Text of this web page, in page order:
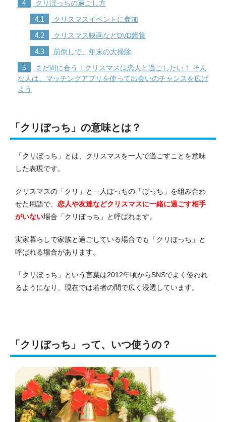
4 クリぼっちの過ごし方
4.1 クリスマスイベントに参加
4.2 クリスマス映画などDVD鑑賞
4.3 前倒しで、年末の大掃除
5
まだ間に合う！クリスマスは恋人と過ごしたい！ そん
な人は、マッチングアプリを使って出会いのチャンスを広げ
よう
「クリぼっち」の意味とは？
「クリぼっち」とは、クリスマスを一人で過ごすことを意味
した表現です。
クリスマスの「クリ」と一人ぼっちの「ぼっち」を組み合わ
せた用語で、 恋人や友達などクリスマスに一緒に過ごす相手
がいない場合「クリぼっち」と呼ばれます。
実家暮らしで家族と過ごしている場合でも「クリぼっち」と
呼ばれる場合があります。
「クリぼっち」という言葉は2012年頃からSNSでよく使われ
るようになり、現在では若者の間で広く浸透しています。
「クリぼっち」って、いつ使うの？